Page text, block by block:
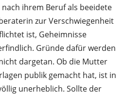
ihrem Beruf als beeidete
zur Verschwiegenheit
ist, Geheimnisse
Gründe dafür werden
dargetan. Ob die Mutter
publik gemacht hat, ist in
unerheblich. Sollte der